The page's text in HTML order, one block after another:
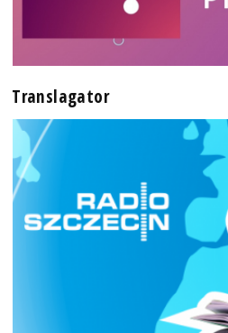
Translagator